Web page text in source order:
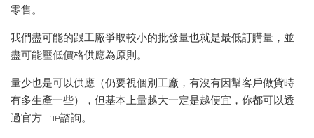
零售。
我們盡可能的跟工廠爭取較小的批發量也就是最低訂購量，並
盡可能壓低價格供應為原則。
量少也是可以供應（仍要視個別工廠，有沒有因幫客戶做貨時
有多生產一些），但基本上量越大一定是越便宜，你都可以透
過官方Line諮詢。